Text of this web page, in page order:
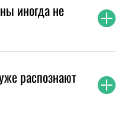
иногда не
распознают